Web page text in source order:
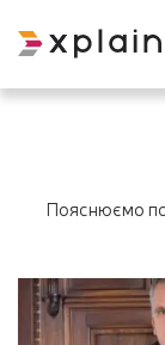
Пояснюємо